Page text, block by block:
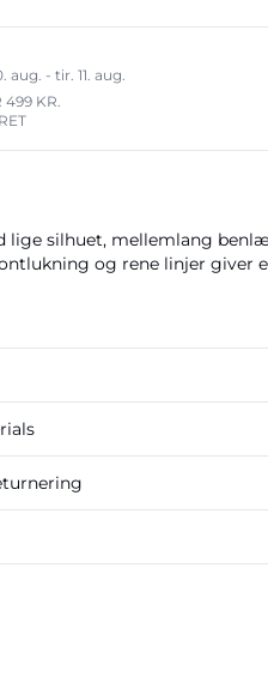
- tir. 11. aug.
499 KR.
lige silhuet, mellemlang
og rene linjer giver